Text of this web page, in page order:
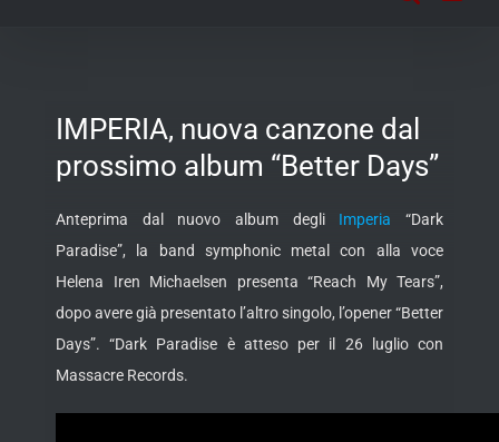
IMPERIA, nuova canzone dal
prossimo album “Better Days”
Anteprima dal nuovo album degli Imperia “Dark
Paradise”, la band symphonic metal con alla voce
Helena Iren Michaelsen presenta “Reach My Tears”,
dopo avere già presentato l’altro singolo, l’opener “Better
Days”. “Dark Paradise è attesoper il 26 luglio con
Massacre Records.